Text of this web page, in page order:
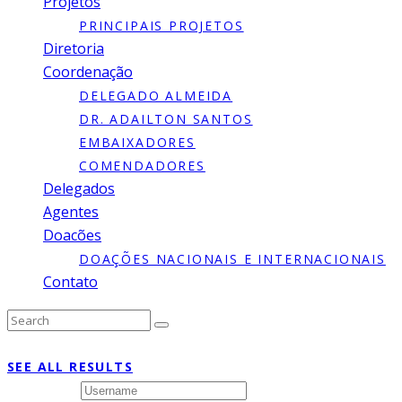
PRINCIPAIS PROJETOS
Diretoria
Coordenação
DELEGADO ALMEIDA
DR. ADAILTON SANTOS
EMBAIXADORES
COMENDADORES
Delegados
Agentes
Doacões
DOAÇÕES NACIONAIS E INTERNACIONAIS
Contato
SEE ALL RESULTS